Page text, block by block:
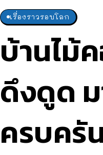
เรื่องราวรอบโลก
บ้านไม้
ดึงดูด
ครบครั